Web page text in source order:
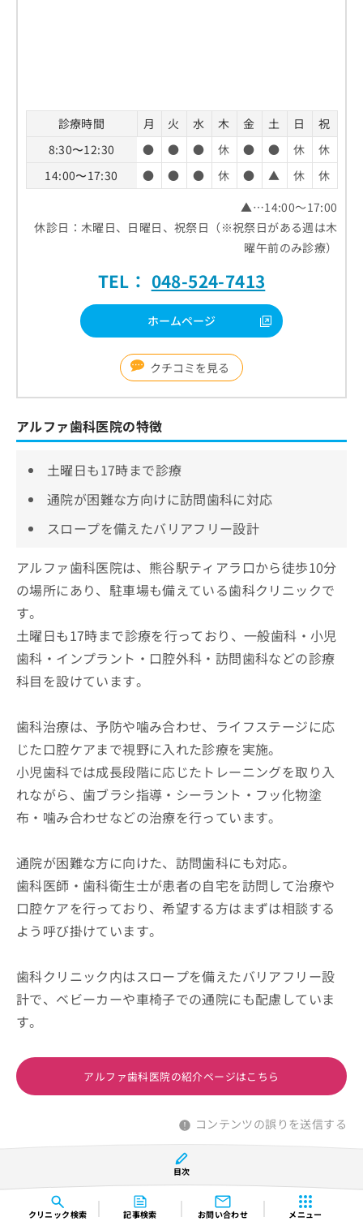
クリニック検索 記事検索 お問い合わせ メニュー
診療時間 月 火 水 木 金 土 日
祝
8:30〜12:30
● ● ● 休 ● ● 休
休
14:00〜17:30
● ● ● 休 ● ▲ 休
休
▲…14:00～17:00
休診日：木曜日、日曜日、祝祭日（※祝祭日がある週は木
曜午前のみ診療）
TEL： 048-524-7413
ホームページ
クチコミを見る
アルファ歯科医院の特徴
土曜日も17時まで診療
通院が困難な方向けに訪問歯科に対応
スロープを備えたバリアフリー設計
アルファ歯科医院は、熊谷駅ティアラ口から徒歩10分
の場所にあり、駐車場も備えている歯科クリニックで
す。
土曜日も17時まで診療を行っており、一般歯科・小児
歯科・インプラント・口腔外科・訪問歯科などの診療
科目を設けています。
歯科治療は、予防や噛み合わせ、ライフステージに応
じた口腔ケアまで視野に入れた診療を実施。
小児歯科では成長段階に応じたトレーニングを取り入
れながら、歯ブラシ指導・シーラント・フッ化物塗
布・噛み合わせなどの治療を行っています。
通院が困難な方に向けた、訪問歯科にも対応。
歯科医師・歯科衛生士が患者の自宅を訪問して治療や
口腔ケアを行っており、希望する方はまずは相談する
よう呼び掛けています。
歯科クリニック内はスロープを備えたバリアフリー設
計で、ベビーカーや車椅子での通院にも配慮していま
す。
アルファ歯科医院の紹介ページはこちら
コンテンツの誤りを送信する
さかのデンタルクリニック
目次